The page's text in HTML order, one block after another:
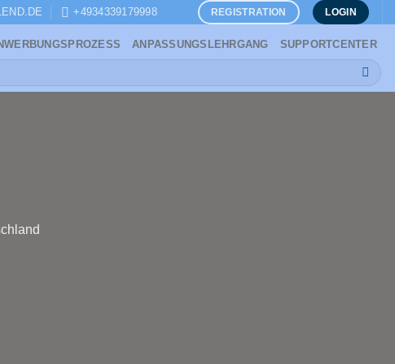
+4934339179998 REGISTRATION LOGIN
ANPASSUNGSLEHRGANG SUPPORTCENTER